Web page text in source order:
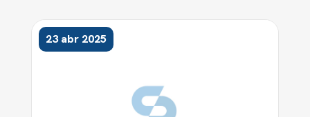
23 abr 2025